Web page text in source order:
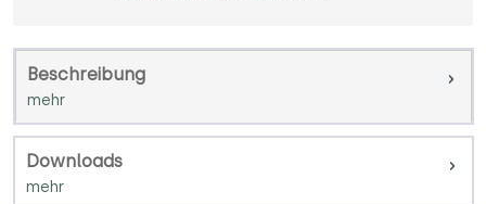
Beschreibung
Downloads